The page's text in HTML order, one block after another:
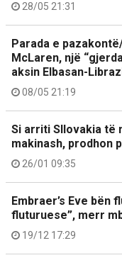
28/05 21:31
Parada e
McLaren, një
aksin Elbasan-
08/05 21:19
Si arriti Sllovakia të
makinash, prodhon
26/01 09:35
Embraer’s Eve bën
fluturuese”, merr
19/12 17:29